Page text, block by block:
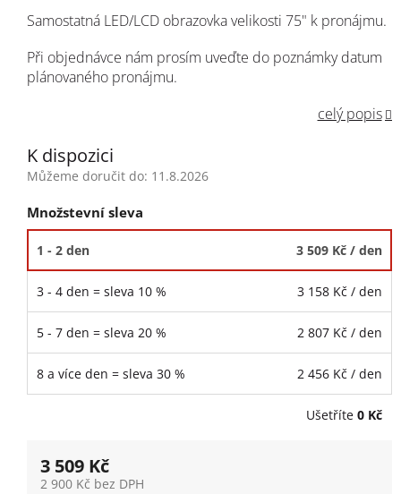
K dispozici
Můžeme doručit do: 11.8.2026
Množstevní sleva
1 - 2 den 3 509 Kč / den
3 - 4 den = sleva 10 % 3 158 Kč / den
5 - 7 den = sleva 20 % 2 807 Kč / den
8 a více den = sleva 30 % 2 456 Kč / den
Ušetříte 0 Kč
Samostatná LED/LCD obrazovka velikosti 75" k pronájmu.
Při objednávce nám prosím uveďte do poznámky datum
plánovaného pronájmu.
celý popis
3 509 Kč
2 900 Kč bez DPH